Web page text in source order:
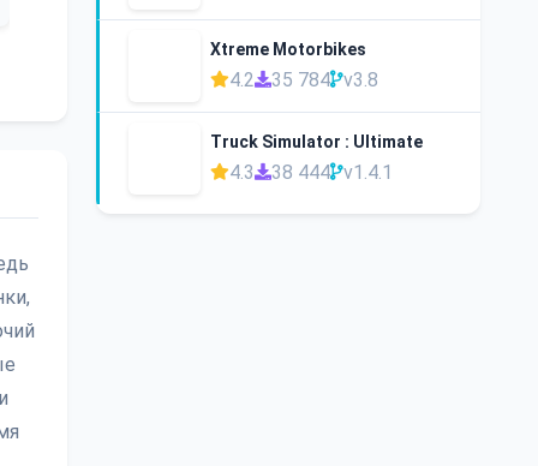
Xtreme Motorbikes
4.2 35 784 v3.8
Truck Simulator : Ultimate
4.3 38 444 v1.4.1